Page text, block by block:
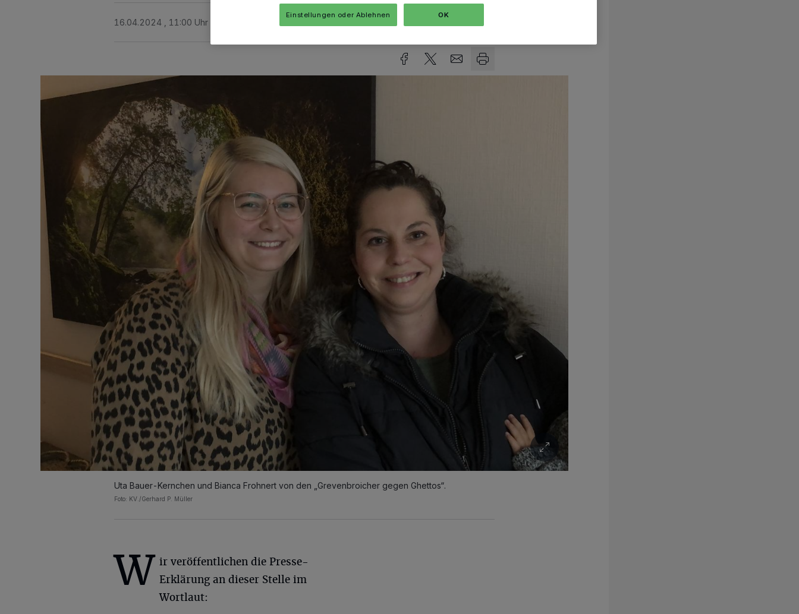
16.04.2024 , 11:00 Uhr
Uta Bauer-Kernchen und Bianca Frohnert von den „Grevenbroicher gegen Ghettos“.
Foto: KV./Gerhard P. Müller
W ir veröffentlichen die Presse-
Erklärung an dieser Stelle im
Wortlaut:
Einstellungen oder Ablehnen OK